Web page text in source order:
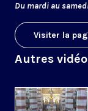
Du mardi au
Visiter la
Autres